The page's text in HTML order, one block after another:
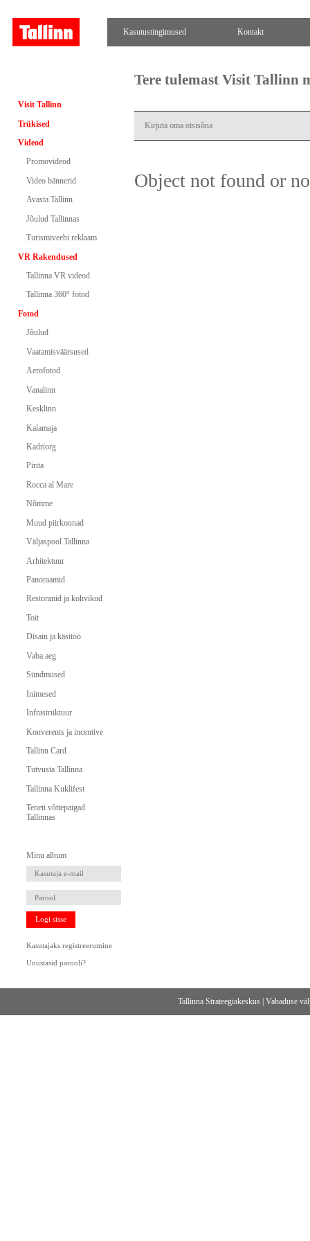
Kasutustingimused Kontakt
Visit Tallinn
Trükised
Videod
Promovideod
Video bännerid
Avasta Tallinn
Jõulud Tallinnas
Turismiveebi reklaam
VR Rakendused
Tallinna VR videod
Tallinna 360° fotod
Fotod
Jõulud
Vaatamisväärsused
Aerofotod
Vanalinn
Kesklinn
Kalamaja
Kadriorg
Pirita
Rocca al Mare
Nõmme
Muud piirkonnad
Väljaspool Tallinna
Arhitektuur
Panoraamid
Restoranid ja kohvikud
Toit
Disain ja käsitöö
Vaba aeg
Sündmused
Inimesed
Infrastruktuur
Konverents ja incentive
Tallinn Card
Tutvusta Tallinna
Tallinna Kuklifest
Teneti võttepaigad
Tallinnas
Minu album
Logi sisse
Kasutajaks registreerumine
Unustasid parooli?
Tere tulemast Visit Tallinn
Object not found or
Tallinna Strateegiakeskus |Vabaduse